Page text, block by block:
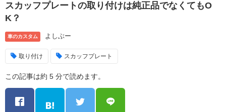
スカッフプレートの取り付けは純正品でなくてもO
K？
車のカスタム よしぶー
取り付け スカッフプレート
この記事は約 5 分で読めます。